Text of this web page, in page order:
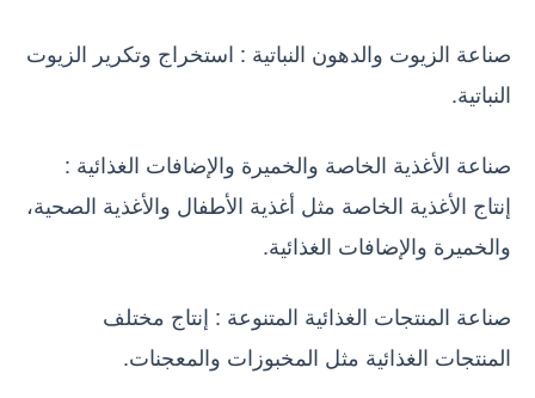
صناعة الزيوت والدهون النباتية : استخراج وتكرير الزيوت
النباتية.
صناعة الأغذية الخاصة والخميرة والإضافات الغذائية :
إنتاج الأغذية الخاصة مثل أغذية الأطفال والأغذية الصحية،
والخميرة والإضافات الغذائية.
صناعة المنتجات الغذائية المتنوعة : إنتاج مختلف
المنتجات الغذائية مثل المخبوزات والمعجنات.